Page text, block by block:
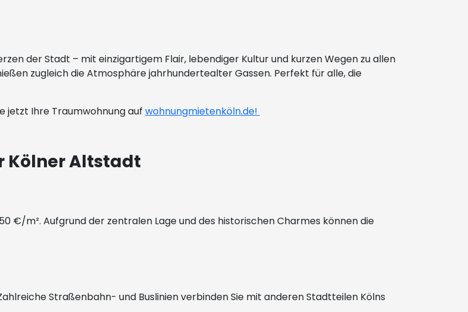
der Stadt – mit einzigartigem Flair, lebendiger Kultur und kurzen Wegen zu allen
zugleich die Atmosphäre jahrhundertealter Gassen. Perfekt für alle, die
jetzt Ihre Traumwohnung auf wohnungmietenköln.de!
Kölner Altstadt
€/m². Aufgrund der zentralen Lage und des historischen Charmes können die
Straßenbahn- und Buslinien verbinden Sie mit anderen Stadtteilen Kölns